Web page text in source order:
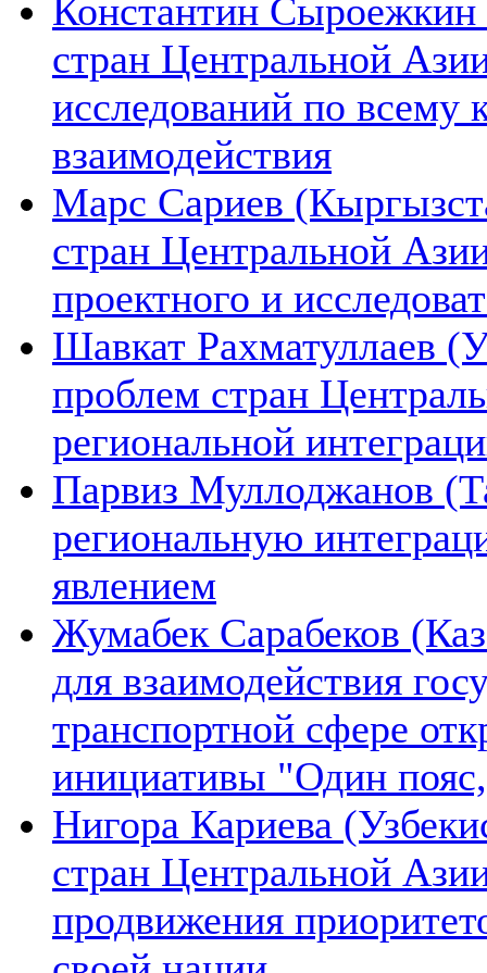
Константин Сыроежкин
стран Центральной
исследований по всему
взаимодействия
Марс Сариев
стран Центральной
проектного и
Шавкат Рахматуллаев
проблем стран
региональной
Парвиз Муллоджанов
региональную
явлением
Жумабек Сарабеков
для взаимодействия
транспортной сфере
инициативы "Один
Нигора Кариева
стран Центральной
продвижения